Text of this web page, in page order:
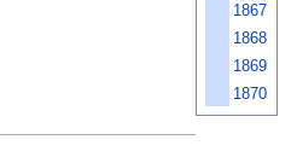
1867
1868
1869
1870